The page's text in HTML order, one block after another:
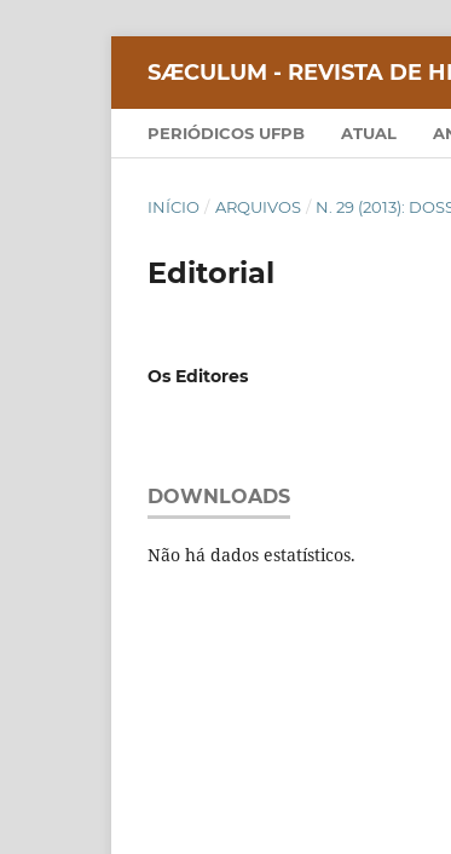
SÆCULUM - REVISTA DE
PERIÓDICOS UFPB ATUAL
INÍCIO / ARQUIVOS / N. 29 (2013):
Editorial
Os Editores
DOWNLOADS
Não há dados estatísticos.